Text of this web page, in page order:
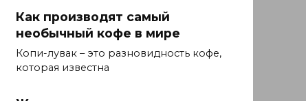
Как производят самый
необычный кофе в мире
Копи-лувак – это разновидность кофе,
которая известна